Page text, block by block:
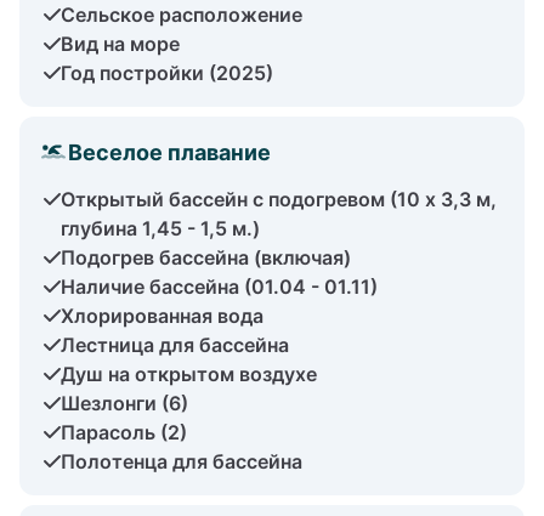
Сельское расположение
Вид на море
Год постройки (2025)
Веселое плавание
Открытый бассейн с подогревом (10 x 3,3 м,
глубина 1,45 - 1,5 м.)
Подогрев бассейна (включая)
Наличие бассейна (01.04 - 01.11)
Хлорированная вода
Лестница для бассейна
Душ на открытом воздухе
Шезлонги (6)
Парасоль (2)
Полотенца для бассейна